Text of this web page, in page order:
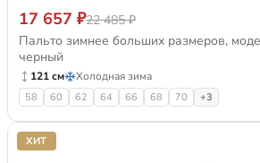
17 657 ₽22 485 ₽
Пальто зимнее больших размеров,
черный
121 см Холодная зима
58 60 62 64 66 68 70 +3
ХИТ